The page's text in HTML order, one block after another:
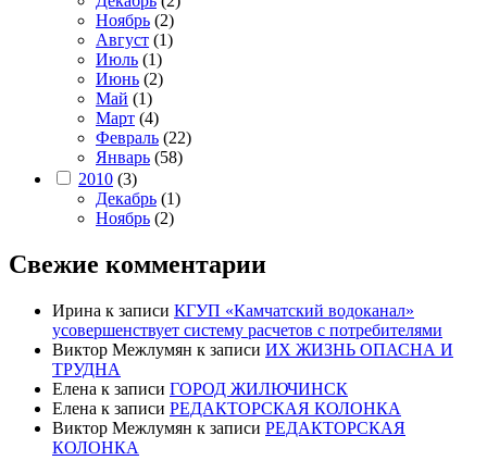
Ноябрь (2)
Август (1)
Июль (1)
Июнь (2)
Май (1)
Март (4)
Февраль (22)
Январь (58)
2010 (3)
Декабрь (1)
Ноябрь (2)
Свежие комментарии
Ирина к записи КГУП «Камчатский водоканал»
усовершенствует систему расчетов с потребителями
Виктор Межлумян к записи ИХ ЖИЗНЬ ОПАСНА И
ТРУДНА
Елена к записи ГОРОД ЖИЛЮЧИНСК
Елена к записи РЕДАКТОРСКАЯ КОЛОНКА
Виктор Межлумян к записи РЕДАКТОРСКАЯ
КОЛОНКА